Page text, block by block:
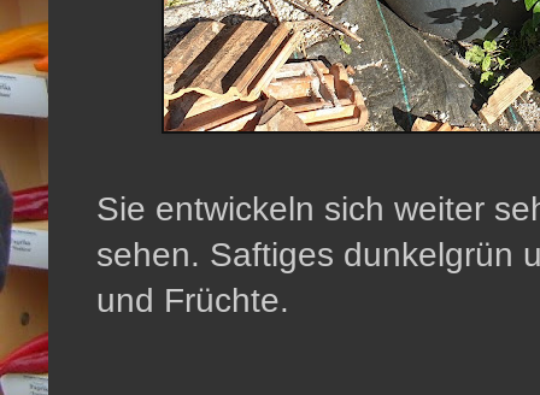
Sie entwickeln sich weiter
sehen. Saftiges dunkelgrün
und Früchte.